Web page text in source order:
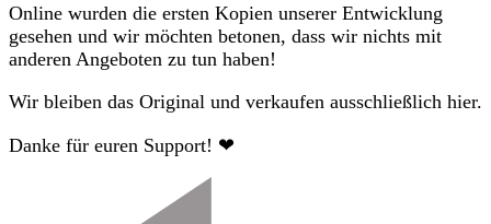
&
Kopien
Online wurden die ersten Kopien unserer Entwicklung
gesehen und wir möchten betonen, dass wir nichts mit
anderen Angeboten zu tun haben!
Wir bleiben das Original und verkaufen ausschließlich hier.
Danke für euren Support! ❤